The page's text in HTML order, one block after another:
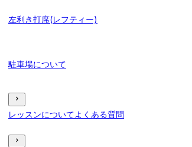
左利き打席(レフティー)
駐車場について
レッスンについてよくある質問